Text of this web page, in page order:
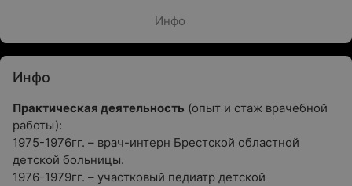
Инфо
Инфо
Практическая деятельность (опыт и стаж врачебной
работы):
1975-1976гг. – врач-интерн Брестской областной
детской больницы.
1976-1979гг. – участковый педиатр детской